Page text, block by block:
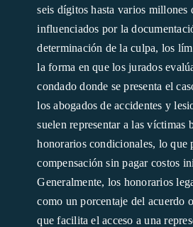
seis dígitos hasta varios millones
influenciados por la
determinación de la culpa, los
la forma en que los jurados
condado donde se presenta el
los abogados de accidentes y
suelen representar a las víctimas
honorarios condicionales, lo que
compensación sin pagar costos
Generalmente, los honorarios
como un porcentaje del acuerdo
que facilita el acceso a una